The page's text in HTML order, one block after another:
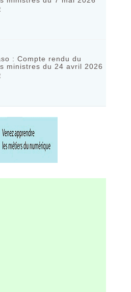
: Compte rendu du
ministres du 24 avril 2026